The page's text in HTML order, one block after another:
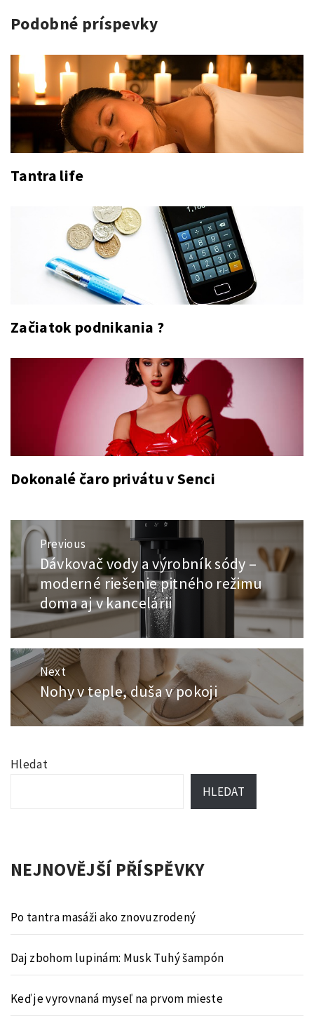
Podobné príspevky
Tantra life
Začiatok podnikania ?
Dokonalé čaro privátu v Senci
Navigace
pro
příspěvek
Previous
Previous
post:
Dávkovač vody a výrobník sódy –
moderné riešenie pitného režimu
doma aj v kancelárii
Next
Next
post:
Nohy v teple, duša v pokoji
Hledat
HLEDAT
NEJNOVĚJŠÍ PŘÍSPĚVKY
Po tantra masáži ako znovuzrodený
Daj zbohom lupinám: Musk Tuhý šampón
Keď je vyrovnaná myseľ na prvom mieste